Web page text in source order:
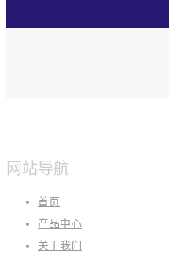
网站导航
首页
产品中心
关于我们